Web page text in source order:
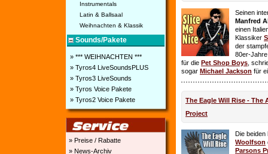
Instrumentals
Latin & Ballsaal
Weihnachten & Klassik
Sounds/Pakete
» *** WEIHNACHTEN ***
» Tyros4 LiveSoundsPLUS
» Tyros3 LiveSounds
» Tyros Voice Pakete
» Tyros2 Voice Pakete
» Preise / Rabatte
» News-Archiv
Seinen
Manfred
einen
Klassiker
der
80er-
für die Pet Shop Boys ,
sogar Michael Jackson für
The Eagle Will Rise - The
Project
Die beiden
Woolfson
Parsons